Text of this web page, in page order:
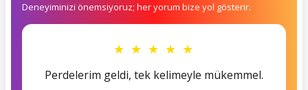
Deneyiminizi önemsiyoruz; her yorum bize yol gösterir.
★ ★ ★ ★ ★
Perdelerim geldi, tek kelimeyle mükemmel.